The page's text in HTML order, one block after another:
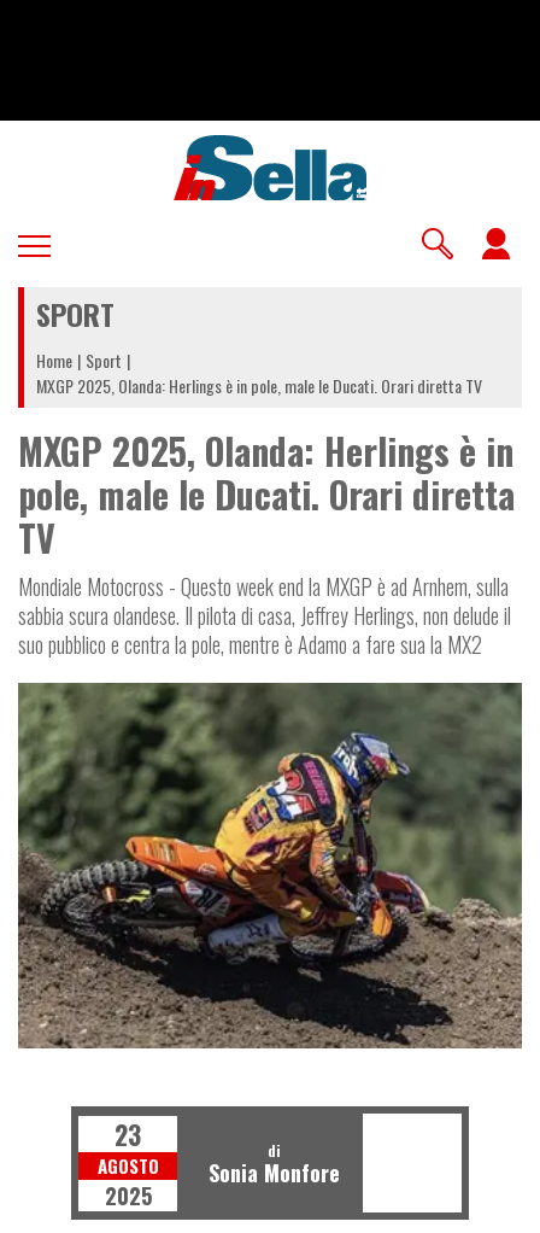
SPORT
Home Sport
MXGP 2025, Olanda: Herlings è in pole, male le Ducati. Orari diretta TV
MXGP 2025, Olanda: Herlings è in
pole, male le Ducati. Orari diretta
TV
Mondiale Motocross - Questo week end la MXGP è ad Arnhem, sulla
sabbia scura olandese. Il pilota di casa, Jeffrey Herlings, non delude il
suo pubblico e centra la pole, mentre è Adamo a fare sua la MX2
23
AGOSTO
2025
di
Sonia Monfore